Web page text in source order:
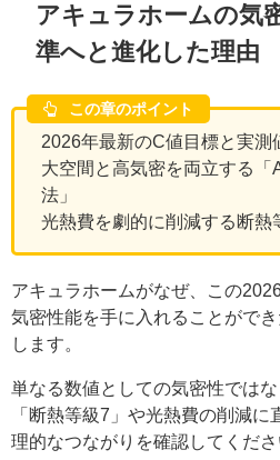
アキュラホームの気
準へと進化した理由
この章のポイント
2026年最新のC値目標と実測
大空間と高気密を両立する「
法」
光熱費を劇的に削減する断熱
アキュラホームがなぜ、この
気密性能を手に入れることがで
します。
単なる数値としての気密性では
「断熱等級7」や光熱費の削減
理的なつながりを確認してくださ